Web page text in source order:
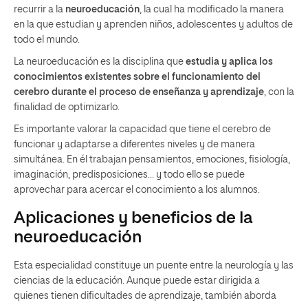
recurrir a la neuroeducación , la cual ha modificado la manera
en la que estudian y aprenden niños, adolescentes y adultos de
todo el mundo.
La neuroeducación es la disciplina que estudia y aplica los
conocimientos existentes sobre el funcionamiento del
cerebro durante el proceso de enseñanza y aprendizaje , con la
finalidad de optimizarlo.
Es importante valorar la capacidad que tiene el cerebro de
funcionar y adaptarse a diferentes niveles y de manera
simultánea. En él trabajan pensamientos, emociones, fisiología,
imaginación, predisposiciones… y todo ello se puede
aprovechar para acercar el conocimiento a los alumnos.
Aplicaciones y beneficios de la
neuroeducación
Esta especialidad constituye un puente entre la neurología y las
ciencias de la educación. Aunque puede estar dirigida a
quienes tienen dificultades de aprendizaje, también aborda